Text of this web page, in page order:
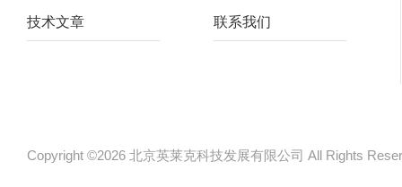
技术文章 联系我们
Copyright ©2026 北京英莱克科技发展有限公司 All Rights